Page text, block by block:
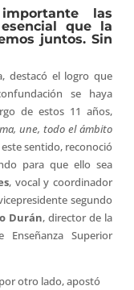
las
que la
juntos. Sin
destacó el logro que
se haya
de estos 11 años,
une, todo el ámbito
este sentido, reconoció
para que ello sea
, vocal y coordinador
segundo
Durán, director de la
Superior
otro lado, apostó